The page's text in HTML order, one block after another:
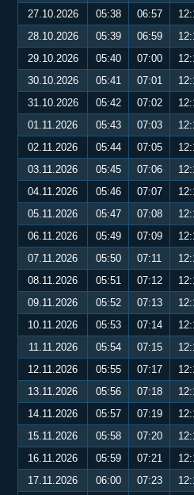
27.10.2026
05:38 06:57
28.10.2026
05:39 06:59
29.10.2026
05:40 07:00
30.10.2026
05:41 07:01
31.10.2026
05:42 07:02
01.11.2026
05:43 07:03
02.11.2026
05:44 07:05
03.11.2026
05:45 07:06
04.11.2026
05:46 07:07
05.11.2026
05:47 07:08
06.11.2026
05:49 07:09
07.11.2026
05:50 07:11
08.11.2026
05:51 07:12
09.11.2026
05:52 07:13
10.11.2026
05:53 07:14
11.11.2026
05:54 07:15
12.11.2026
05:55 07:17
13.11.2026
05:56 07:18
14.11.2026
05:57 07:19
15.11.2026
05:58 07:20
16.11.2026
05:59 07:21
17.11.2026
06:00 07:23